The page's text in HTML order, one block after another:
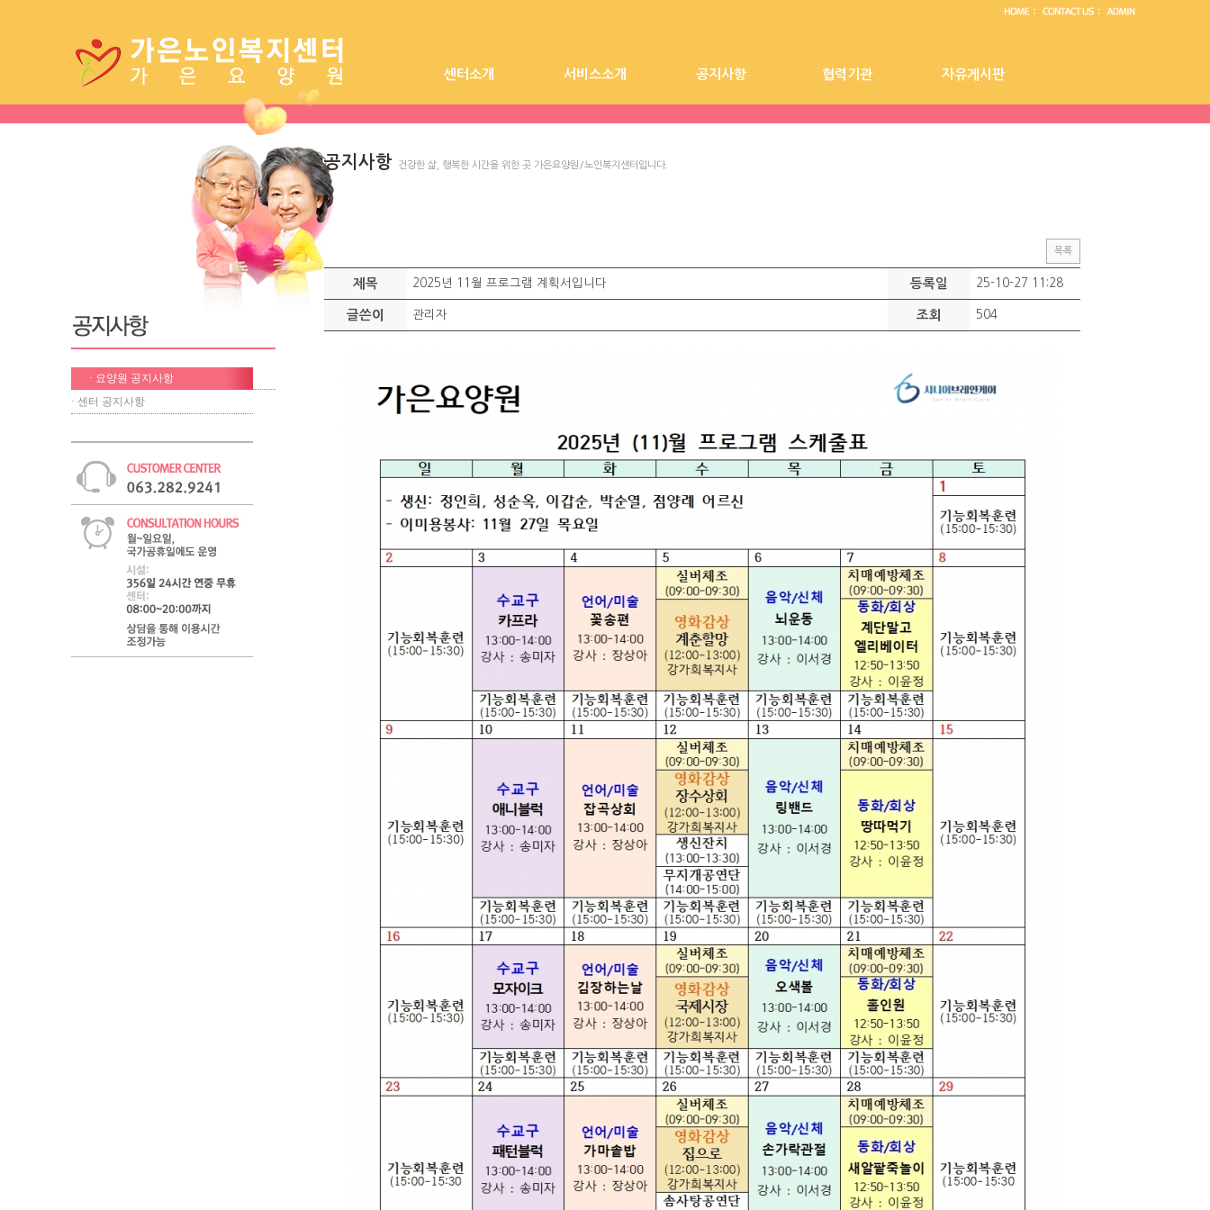
센터소개
시설장 인사말 시설전경 찾아오시는길
서비스소개
가은요양원 가은노인복지센터
공지사항
요양원 공지사항 센터 공지사항
협력기관
협력기관 자유게시판
자유게시판
· 요양원 공지사항
· 센터 공지사항
공지사항 건강한 삶, 행복한 시간을 위한 곳 가은요양원/노인복지센터입니다.
목록
제목 2025년 11월 프로그램 계획서입니다 등록일 25-10-27 11:28
글쓴이 관리자 조회 504